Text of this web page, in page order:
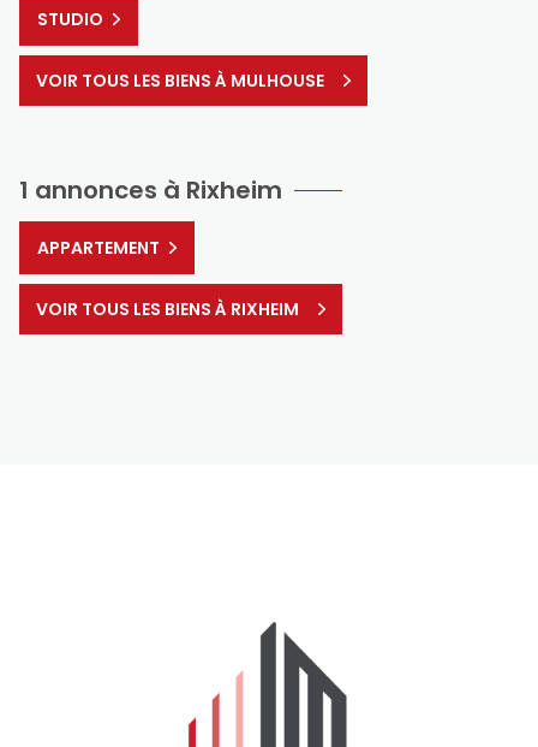
STUDIO
VOIR TOUS LES BIENS À MULHOUSE
1 annonces à Rixheim
APPARTEMENT
VOIR TOUS LES BIENS À RIXHEIM